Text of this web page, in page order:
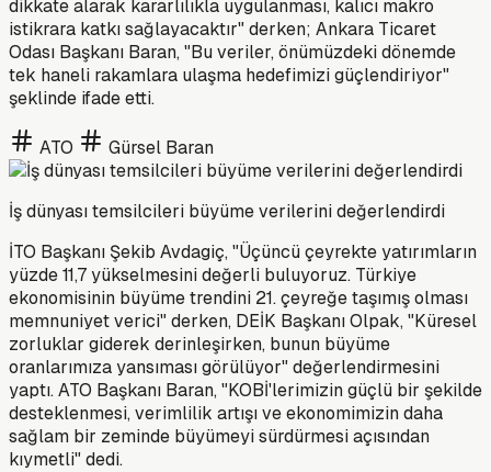
dikkate alarak kararlılıkla uygulanması, kalıcı makro
istikrara katkı sağlayacaktır" derken; Ankara Ticaret
Odası Başkanı Baran, "Bu veriler, önümüzdeki dönemde
tek haneli rakamlara ulaşma hedefimizi güçlendiriyor"
şeklinde ifade etti.
ATO Gürsel Baran
İş dünyası temsilcileri büyüme verilerini değerlendirdi
İTO Başkanı Şekib Avdagiç, "Üçüncü çeyrekte yatırımların
yüzde 11,7 yükselmesini değerli buluyoruz. Türkiye
ekonomisinin büyüme trendini 21. çeyreğe taşımış olması
memnuniyet verici" derken, DEİK Başkanı Olpak, "Küresel
zorluklar giderek derinleşirken, bunun büyüme
oranlarımıza yansıması görülüyor" değerlendirmesini
yaptı. ATO Başkanı Baran, "KOBİ'lerimizin güçlü bir şekilde
desteklenmesi, verimlilik artışı ve ekonomimizin daha
sağlam bir zeminde büyümeyi sürdürmesi açısından
kıymetli" dedi.